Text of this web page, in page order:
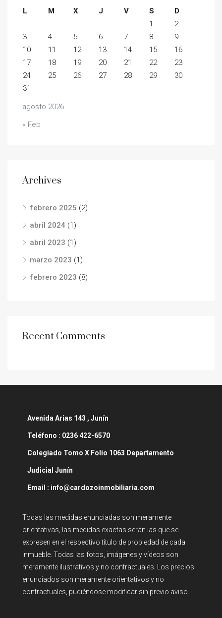
agosto 2026
L M X J V S
D
1
2
3
4 5 6 7 8
9
10
11 12 13 14 15
16
17
18 19 20 21 22
23
24
25 26 27 28 29
30
31
« Feb
Archives
febrero 2025 (2)
abril 2024 (1)
abril 2023 (1)
marzo 2023 (1)
febrero 2023 (8)
Recent Comments
Avenida Arias 143 , Junín
Teléfono : 0236 422-6570
Colegiado Tomo X Folio 1063 Departamento
Judicial Junín
Email : info@cardozoinmobiliaria.com
Todas las medidas enunciadas son meramente
orientativas, las medidas exactas serán las que se
expresen en el respectivo título de propiedad de cada
inmueble. Todas las fotos, imágenes y vídeos son
meramente ilustrativos y no contractuales. Los precios
enunciados son meramente orientativos y no
contractuales, pudiéndose modificar sin previo aviso.